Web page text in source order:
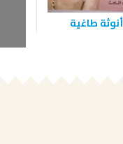
أنوثة طاغية